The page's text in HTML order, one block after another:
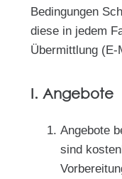
Bedingungen
diese in jedem
Übermittlung
I. Angebote
Angebote
sind